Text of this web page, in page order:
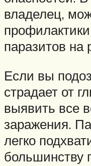
владелец,
паразитов на
Если вы
страдает от
выявить все
заражения.
легко
большинству